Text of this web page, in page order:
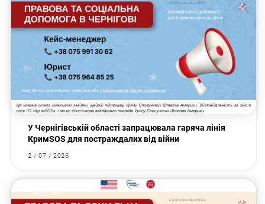
У Чернігівській області запрацювала гаряча лінія
КримSOS для постраждалих від війни
2 / 07 / 2026
Закупівлі